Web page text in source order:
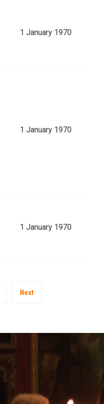
1 January 1970
1 January 1970
1 January 1970
Next